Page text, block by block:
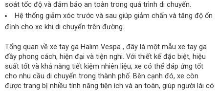
soát tốc độ và đảm bảo an toàn trong quá trình di chuyển.
Hệ thống giảm xóc trước và sau giúp giảm chấn và tăng độ ổn
định cho xe khi di chuyển trên đường.
Tổng quan về xe tay ga Halim Vespa , đây là một mẫu xe tay ga
đầy phong cách, hiện đại và tiện nghi. Với thiết kế đặc biệt, hiệu
suất tốt và khả năng tiết kiệm nhiên liệu, xe có thể đáp ứng tốt
cho nhu cầu di chuyển trong thành phố. Bên cạnh đó, xe còn
được trang bị nhiều tính năng tiện ích và an toàn, giúp người lái có